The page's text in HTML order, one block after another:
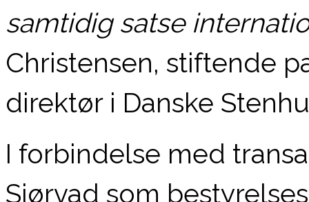
samtidig satse
Christensen, stiftende
direktør i Danske
I forbindelse med
Sjørvad som